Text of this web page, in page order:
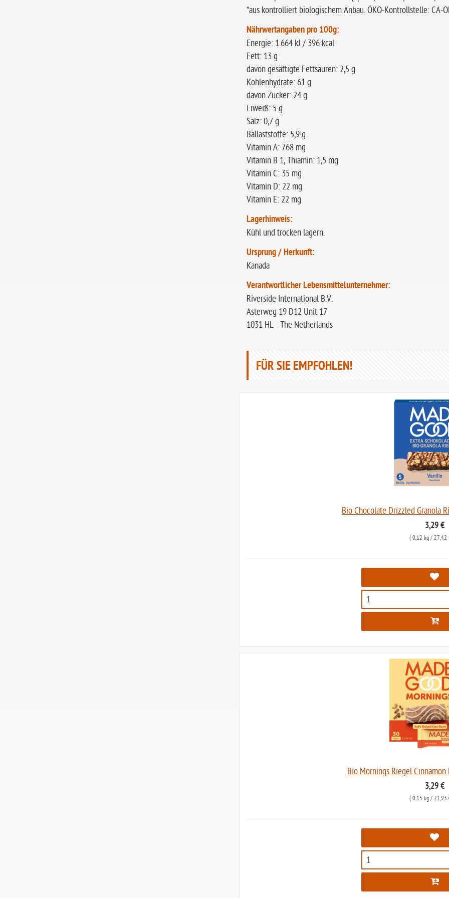
*aus kontrolliert biologischem Anbau. ÖKO-Kontrollstelle: CA-
Nährwertangaben pro 100g:
Energie: 1.664 kJ / 396 kcal
Fett: 13 g
davon gesättigte Fettsäuren: 2,5 g
Kohlenhydrate: 61 g
davon Zucker: 24 g
Eiweiß: 5 g
Salz: 0,7 g
Ballaststoffe: 5,9 g
Vitamin A: 768 mg
Vitamin B 1, Thiamin: 1,5 mg
Vitamin C: 35 mg
Vitamin D: 22 mg
Vitamin E: 22 mg
Lagerhinweis:
Kühl und trocken lagern.
Ursprung / Herkunft:
Kanada
Verantwortlicher Lebensmittelunternehmer:
Riverside International B.V.
Asterweg 19 D12 Unit 17
1031 HL - The Netherlands
FÜR SIE EMPFOHLEN!
Bio Chocolate Drizzled Granola
3,29 €
( 0,12 kg/ 27,42
Bio Mornings Riegel
3,29 €
( 0,15 kg/ 21,93